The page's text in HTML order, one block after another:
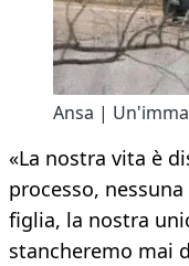
Ansa |
«La nostra vita è
processo,
figlia, la nostra
stancheremo mai